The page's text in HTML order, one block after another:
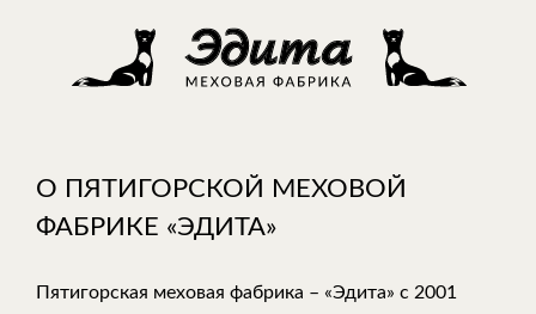
О ПЯТИГОРСКОЙ МЕХОВОЙ
ФАБРИКЕ «ЭДИТА»
Пятигорская меховая фабрика – «Эдита» с 2001